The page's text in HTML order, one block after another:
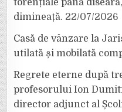
torențiale până
dimineață. 22/07/2026
Casă de vânzare la
utilată și mobilată
Regrete eterne după
profesorului Ion
director adjunct al